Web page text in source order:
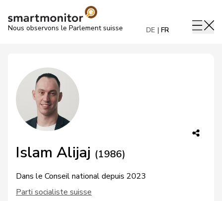
Nous observons le Parlement suisse DE FR
Islam Alijaj (1986)
Dans le Conseil national depuis 2023
Parti socialiste suisse